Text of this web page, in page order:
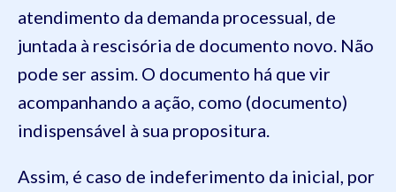
atendimento da demanda processual, de
juntada à rescisória de documento novo. Não
pode ser assim. O documento há que vir
acompanhando a ação, como (documento)
indispensável à sua propositura.
Assim, é caso de indeferimento da inicial, por